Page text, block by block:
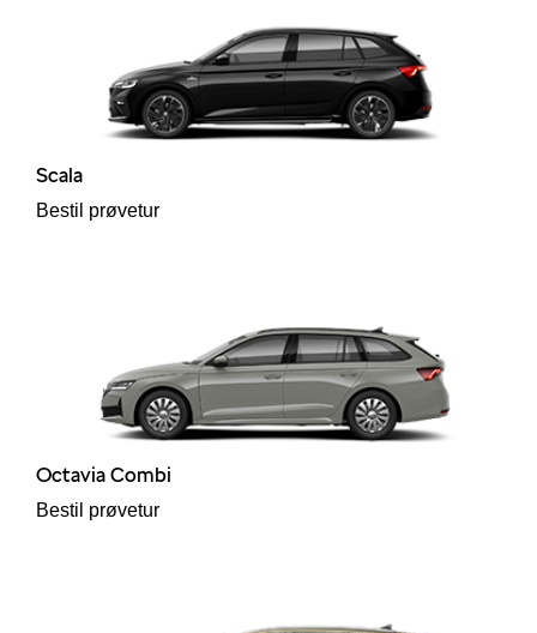
Scala
Bestil prøvetur
Octavia Combi
Bestil prøvetur